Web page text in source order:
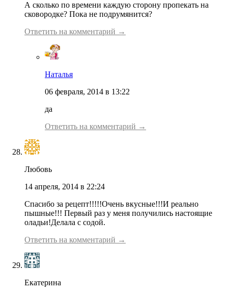
А сколько по времени каждую сторону пропекать на
сковородке? Пока не подрумянится?
Ответить на комментарий →
Наталья
06 февраля, 2014 в 13:22
да
Ответить на комментарий →
Любовь
14 апреля, 2014 в 22:24
Спасибо за рецепт!!!!!Очень вкусные!!!И реально
пышные!!! Первый раз у меня получились настоящие
оладьи!Делала с содой.
Ответить на комментарий →
Екатерина